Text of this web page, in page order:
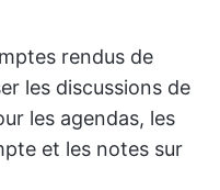
rendus de
les discussions de
les agendas, les
et les notes sur